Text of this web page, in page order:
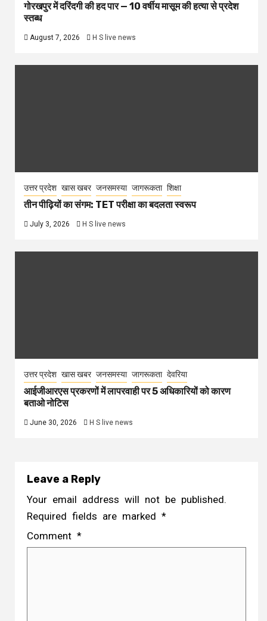
गोरखपुर में दरिंदगी की हद पार — 10 वर्षीय मासूम की हत्या से प्रदेश
स्तब्ध
August 7, 2026 H S live news
उत्तर प्रदेश खास खबर जनसमस्या जागरूकता शिक्षा
तीन पीढ़ियों का संगम: TET परीक्षा का बदलता स्वरूप
July 3, 2026 H S live news
उत्तर प्रदेश खास खबर जनसमस्या जागरूकता देवरिया
आईजीआरएस प्रकरणों में लापरवाही पर 5 अधिकारियों को कारण
बताओ नोटिस
June 30, 2026 H S live news
Leave a Reply
Your email address will not be published.
Required fields are marked *
Comment *